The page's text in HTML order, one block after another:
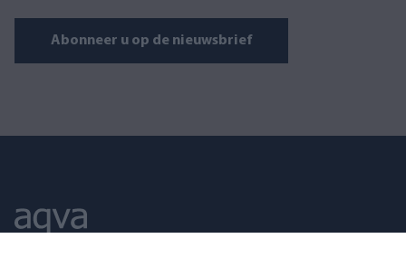
Abonneer u op de nieuwsbrief